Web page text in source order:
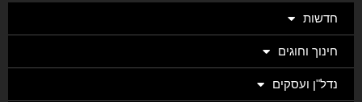
חדשות
חינוך וחוגים
נדל"ן ועסקים